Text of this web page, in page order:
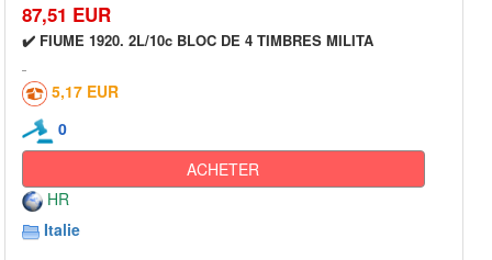
87,51 EUR
✔️ FIUME 1920. 2L/10c BLOC DE 4 TIMBRES MILITA
5,17 EUR
0
ACHETER
HR
Italie